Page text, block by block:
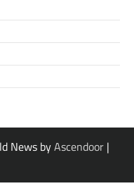
News byAscendoor |